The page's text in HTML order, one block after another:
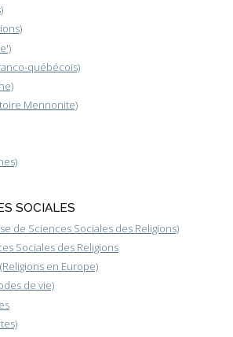
québécois)
Mennonite)
SOCIALES
de Sciences Sociales des Religions)
Sociales des Religions
en Europe)
de vie)